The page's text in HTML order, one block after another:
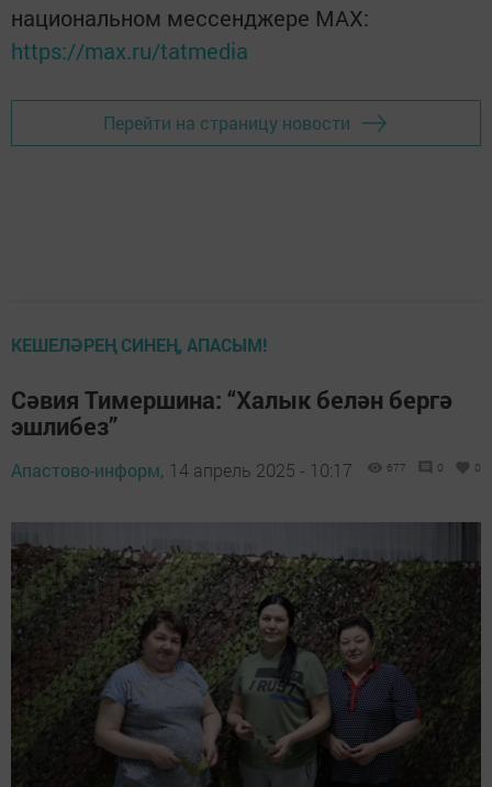
национальном мессенджере MАХ:
https://max.ru/tatmedia
Перейти на страницу новости
КЕШЕЛӘРЕҢ СИНЕҢ, АПАСЫМ!
Сәвия Тимершина: “Халык белән бергә
эшлибез”
Апастово-информ, 14 апрель 2025 - 10:17 677 0 0